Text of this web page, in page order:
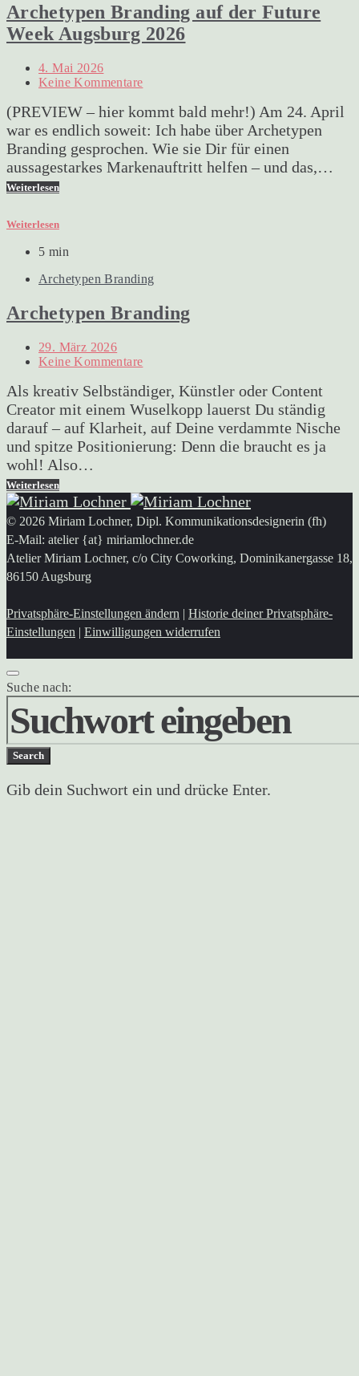
Archetypen Branding auf der Future
Week Augsburg 2026
4. Mai 2026
Keine Kommentare
(PREVIEW – hier kommt bald mehr!) Am 24. April
war es endlich soweit: Ich habe über Archetypen
Branding gesprochen. Wie sie Dir für einen
aussagestarkes Markenauftritt helfen – und das,…
Weiterlesen
Weiterlesen
5 min
Archetypen Branding
Archetypen Branding
29. März 2026
Keine Kommentare
Als kreativ Selbständiger, Künstler oder Content
Creator mit einem Wuselkopp lauerst Du ständig
darauf – auf Klarheit, auf Deine verdammte Nische
und spitze Positionierung: Denn die braucht es ja
wohl! Also…
Weiterlesen
© 2026 Miriam Lochner, Dipl. Kommunikationsdesignerin (fh)
E-Mail: atelier {at} miriamlochner.de
Atelier Miriam Lochner, c/o City Coworking, Dominikanergasse 18,
86150 Augsburg
Privatsphäre-Einstellungen ändern | Historie deiner Privatsphäre-
Einstellungen | Einwilligungen widerrufen
Suche nach:
Search
Gib dein Suchwort ein und drücke Enter.